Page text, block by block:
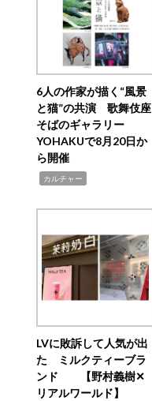
6人の作家が描く“風景
と猫”の共演 歌舞伎座
そばのギャラリー
YOHAKUで8月20日か
ら開催
カルチャー
LVに敗訴して人気が出
た ミルクティーブラ
ンド 【野村義樹✕
リアルワールド】